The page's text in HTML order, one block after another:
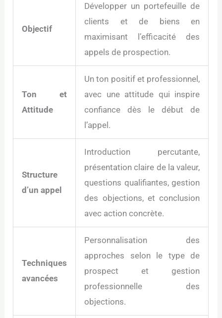
Objectif
Développer un portefeuille de
clients et de biens en
maximisant l’efficacité des
appels de prospection.
Ton et
Attitude
Un ton positif et professionnel,
avec une attitude qui inspire
confiance dès le début de
l’appel.
Structure
d’un appel
Introduction percutante,
présentation claire de la valeur,
questions qualifiantes, gestion
des objections, et conclusion
avec action concrète.
Techniques
avancées
Personnalisation des
approches selon le type de
prospect et gestion
professionnelle des
objections.